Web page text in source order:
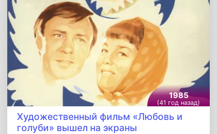
1985
(41 год назад)
Художественный фильм «Любовь и
голуби» вышел на экраны